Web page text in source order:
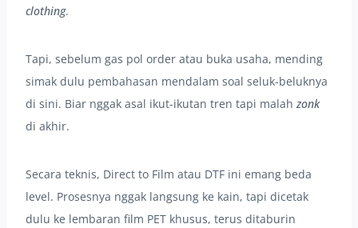
clothing.
Tapi, sebelum gas pol order atau buka usaha, mending
simak dulu pembahasan mendalam soal seluk-beluknya
di sini. Biar nggak asal ikut-ikutan tren tapi malah zonk
di akhir.
Secara teknis, Direct to Film atau DTF ini emang beda
level. Prosesnya nggak langsung ke kain, tapi dicetak
dulu ke lembaran film PET khusus, terus ditaburin